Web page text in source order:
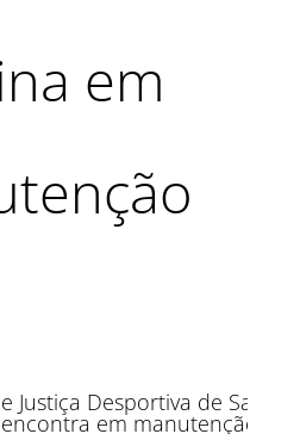
em
Desportiva de Santa
em manutenção.